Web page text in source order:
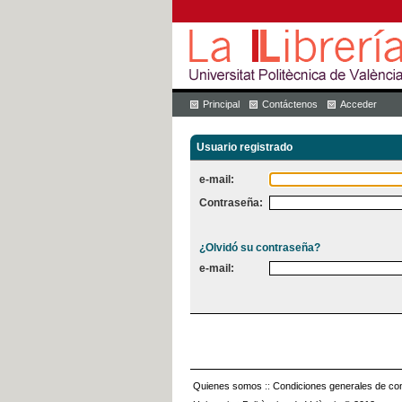
Principal Contáctenos Acceder
Usuario registrado
e-mail:
Contraseña:
¿Olvidó su contraseña?
e-mail:
Quienes somos :: Condiciones generales de